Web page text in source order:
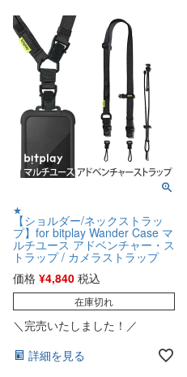
★
【ショルダー/ネックストラッ
プ】for bitplay Wander Case マ
ルチユース アドベンチャー・ス
トラップ / カメラストラップ
価格 ¥4,840 税込
在庫切れ
＼完売いたしました！／
詳細を見る